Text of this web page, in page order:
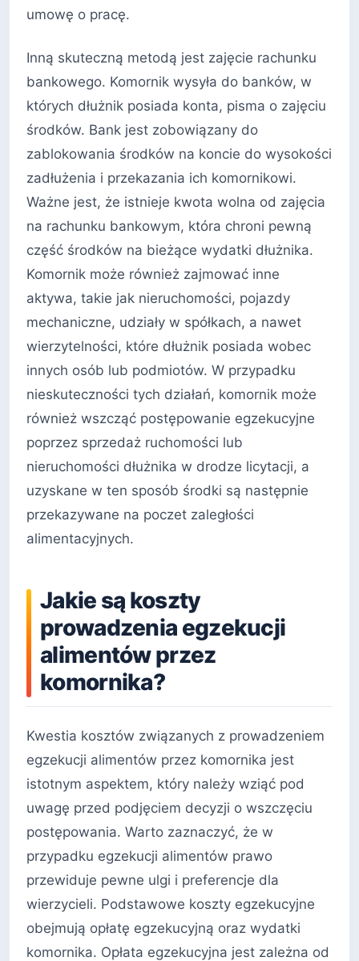
umowę o pracę.
Inną skuteczną metodą jest zajęcie rachunku
bankowego. Komornik wysyła do banków, w
których dłużnik posiada konta, pisma o zajęciu
środków. Bank jest zobowiązany do
zablokowania środków na koncie do wysokości
zadłużenia i przekazania ich komornikowi.
Ważne jest, że istnieje kwota wolna od zajęcia
na rachunku bankowym, która chroni pewną
część środków na bieżące wydatki dłużnika.
Komornik może również zajmować inne
aktywa, takie jak nieruchomości, pojazdy
mechaniczne, udziały w spółkach, a nawet
wierzytelności, które dłużnik posiada wobec
innych osób lub podmiotów. W przypadku
nieskuteczności tych działań, komornik może
również wszcząć postępowanie egzekucyjne
poprzez sprzedaż ruchomości lub
nieruchomości dłużnika w drodze licytacji, a
uzyskane w ten sposób środki są następnie
przekazywane na poczet zaległości
alimentacyjnych.
Jakie są koszty
prowadzenia egzekucji
alimentów przez
komornika?
Kwestia kosztów związanych z prowadzeniem
egzekucji alimentów przez komornika jest
istotnym aspektem, który należy wziąć pod
uwagę przed podjęciem decyzji o wszczęciu
postępowania. Warto zaznaczyć, że w
przypadku egzekucji alimentów prawo
przewiduje pewne ulgi i preferencje dla
wierzycieli. Podstawowe koszty egzekucyjne
obejmują opłatę egzekucyjną oraz wydatki
komornika. Opłata egzekucyjna jest zależna od